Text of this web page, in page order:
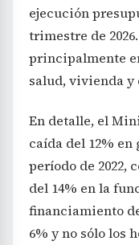
ejecución
trimestre de
principalmente
salud, vivienda y
En detalle, el
caída del 12%
período de 2022,
del 14% en la
financiamiento
6% y no sólo los